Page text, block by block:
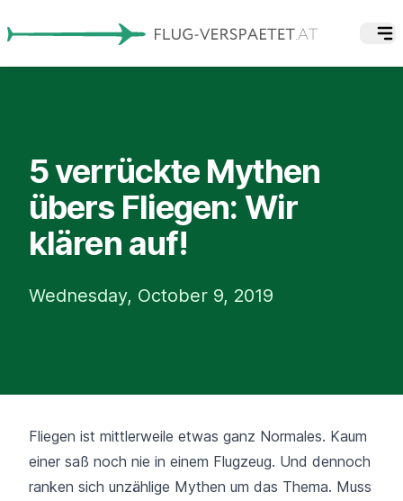
5 verrückte Mythen
übers Fliegen: Wir
klären auf!
Wednesday, October 9, 2019
Fliegen ist mittlerweile etwas ganz Normales. Kaum
einer saß noch nie in einem Flugzeug. Und dennoch
ranken sich unzählige Mythen um das Thema. Muss